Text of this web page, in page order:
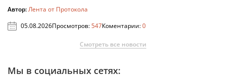
Автор:Лента от Протокола
05.08.2026Просмотров:547Коментарии:0
Смотреть все новости
Мы в социальных сетях: